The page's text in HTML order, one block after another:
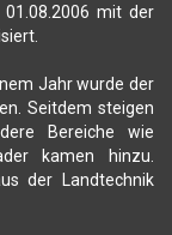
mit der
Jahr wurde der
Seitdem steigen
Bereiche wie
kamen hinzu.
der Landtechnik